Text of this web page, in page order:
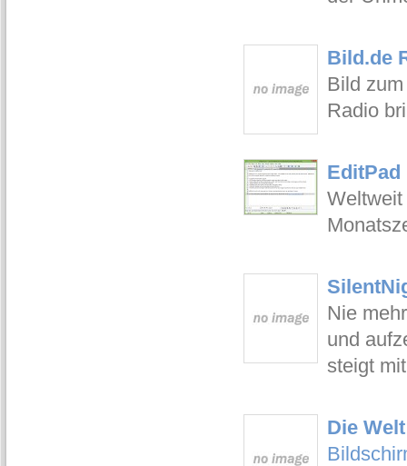
Bild.de
Bild
Radio
EditPad
Weltweit
Nie
und
steigt
Die